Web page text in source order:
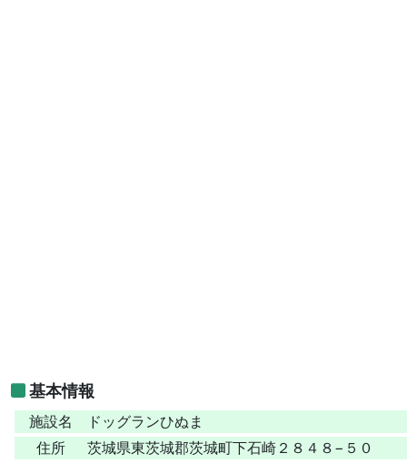
基本情報
施設名
ドッグランひぬま
住所
茨城県東茨城郡茨城町下石崎２８４８−５０